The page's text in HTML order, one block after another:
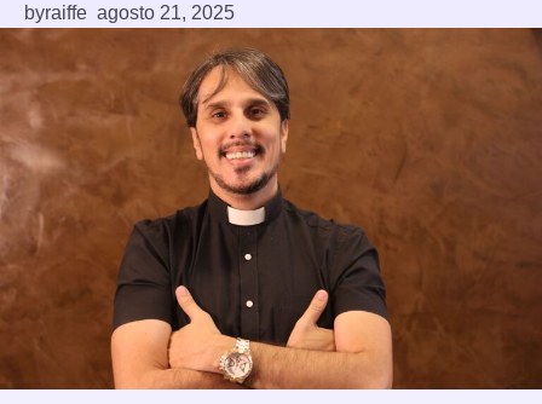
byraiffe agosto 21, 2025